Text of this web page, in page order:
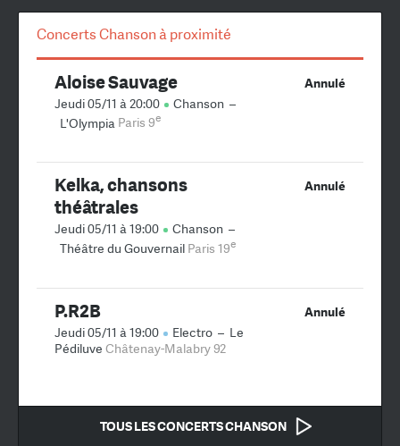
Concerts Chanson à proximité
Annulé
Aloise Sauvage
Jeudi 05/11 à 20:00 Chanson –
L'Olympia Paris 9e
Annulé
Kelka, chansons
théâtrales
Jeudi 05/11 à 19:00 Chanson –
Théâtre du Gouvernail Paris 19e
Annulé
P.R2B
Jeudi 05/11 à 19:00 Electro – Le
Pédiluve Châtenay-Malabry 92
TOUS LES CONCERTS CHANSON